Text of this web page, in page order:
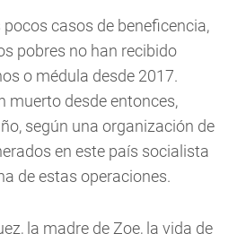
casos de beneficencia,
pobres no han recibido
o médula desde 2017.
muerto desde entonces,
según una organización de
en este país socialista
de estas operaciones.
la madre de Zoe, la vida de